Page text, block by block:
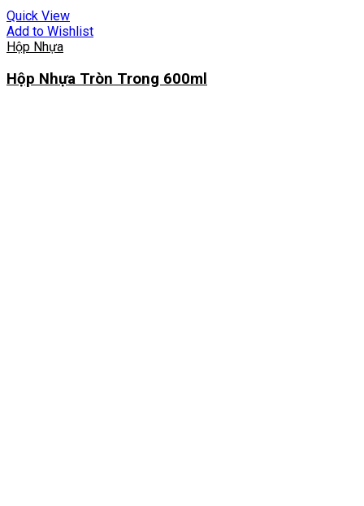
Quick View
Add to Wishlist
Hộp Nhựa
Hộp Nhựa Tròn Trong 600ml